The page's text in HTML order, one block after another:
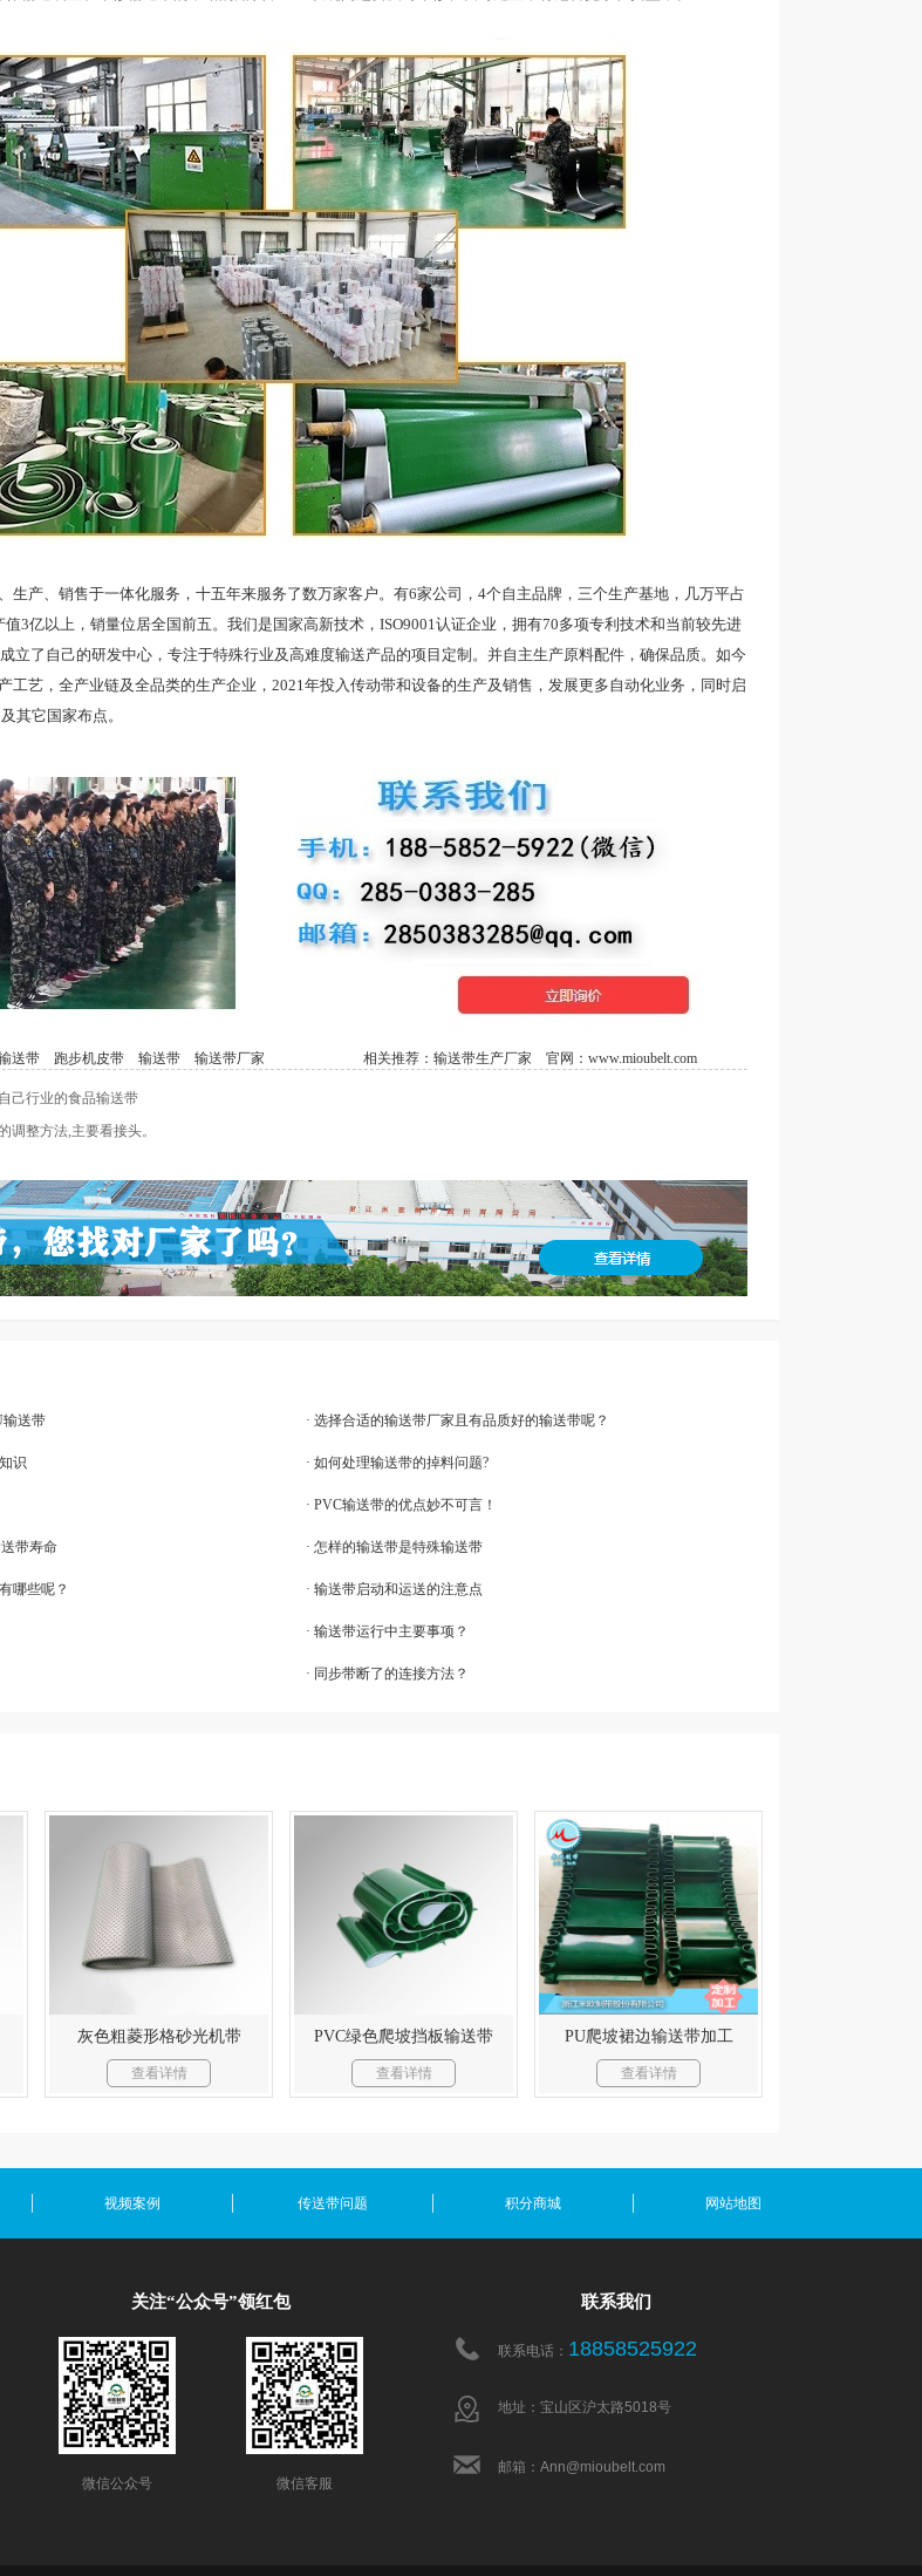
产、销售于一体化服务，十五年来服务了数万家客户。有6家公司，4个自主品牌，三个生产基地，几万平占
3亿以上，销量位居全国前五。我们是国家高新技术，ISO9001认证企业，拥有70多项专利技术和当前较先进
立了自己的研发中心，专注于特殊行业及高难度输送产品的项目定制。并自主生产原料配件，确保品质。如今
工艺，全产业链及全品类的生产企业，2021年投入传动带和设备的生产及销售，发展更多自动化业务，同时启
其它国家布点。
送带 跑步机皮带 输送带 输送带厂家 相关推荐： 输送带生产厂家 官网： www.mioubelt.com
己行业的食品输送带
调整方法,主要看接头。
输送带 · 选择合适的输送带厂家且有品质好的输送带呢？
识 · 如何处理输送带的掉料问题?
· ​PVC输送带的优点妙不可言！​
带寿命 · 怎样的输送带是特殊输送带
哪些呢？ · 输送带启动和运送的注意点
· 输送带运行中主要事项？
· 同步带断了的连接方法？
灰色粗菱形格砂光机带
查看详情
PVC绿色爬坡挡板输送带
查看详情
PU爬坡裙边输送带加工
查看详情
视频案例 传送带问题 积分商城 网站地图
关注“公众号”领红包
微信公众号 微信客服
联系我们
联系电话： 18858525922
地址：宝山区沪太路5018号
邮箱：Ann@mioubelt.com